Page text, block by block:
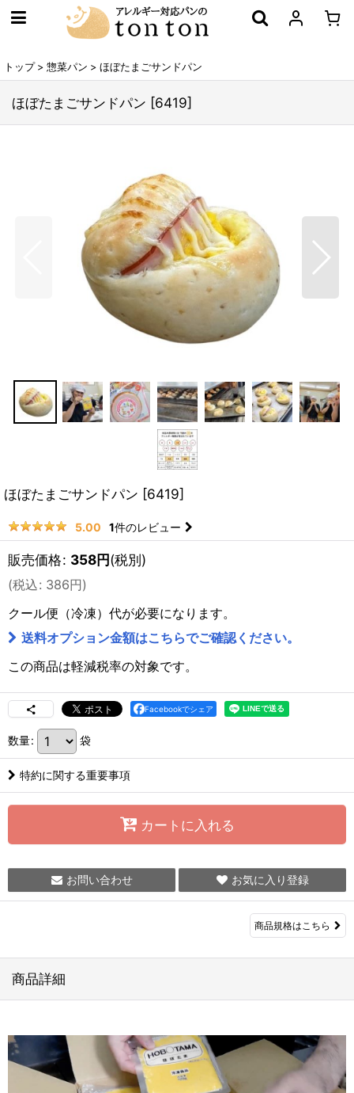
トップ > 惣菜パン > ほぼたまごサンドパン
ほぼたまごサンドパン [6419]
ほぼたまごサンドパン [6419]
5.00 1件のレビュー
販売価格: 358円(税別)
(税込: 386円)
クール便（冷凍） 代が必要になります。
送料オプション金額はこちらでご確認ください。
この商品は軽減税率の対象です。
Facebookでシェア
数量: 袋
特約に関する重要事項
カートに入れる
お問い合わせ お気に入り登録
商品規格はこちら
商品詳細